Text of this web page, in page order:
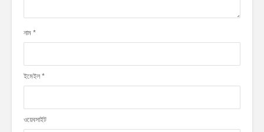
নাম *
ইমেইল *
ওয়েবসাইট